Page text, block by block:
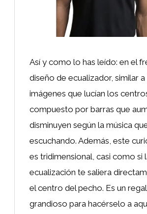
Así y como lo has leído: en el
diseño de ecualizador, similar a
imágenes que lucían los
compuesto por barras que
disminuyen según la música
escuchando. Además, este
es tridimensional, casi como si
ecualización te saliera
el centro del pecho. Es un
grandioso para hacérselo a